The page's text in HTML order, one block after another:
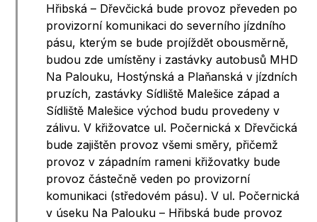
Hřibská – Dřevčická bude provoz převeden po
provizorní komunikaci do severního jízdního
pásu, kterým se bude projíždět obousměrně,
budou zde umístěny i zastávky autobusů MHD
Na Palouku, Hostýnská a Plaňanská v jízdních
pruzích, zastávky Sídliště Malešice západ a
Sídliště Malešice východ budu provedeny v
zálivu. V křižovatce ul. Počernická x Dřevčická
bude zajištěn provoz všemi směry, přičemž
provoz v západním rameni křižovatky bude
provoz částečně veden po provizorní
komunikaci (středovém pásu). V ul. Počernická
v úseku Na Palouku – Hřibská bude provoz